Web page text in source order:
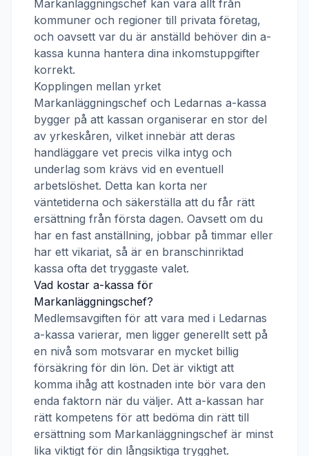
Markanläggningschef kan vara allt från
kommuner och regioner till privata företag,
och oavsett var du är anställd behöver din a-
kassa kunna hantera dina inkomstuppgifter
korrekt.
Kopplingen mellan yrket
Markanläggningschef och Ledarnas a-kassa
bygger på att kassan organiserar en stor del
av yrkeskåren, vilket innebär att deras
handläggare vet precis vilka intyg och
underlag som krävs vid en eventuell
arbetslöshet. Detta kan korta ner
väntetiderna och säkerställa att du får rätt
ersättning från första dagen. Oavsett om du
har en fast anställning, jobbar på timmar eller
har ett vikariat, så är en branschinriktad
kassa ofta det tryggaste valet.
Vad kostar a-kassa för
Markanläggningschef?
Medlemsavgiften för att vara med i Ledarnas
a-kassa varierar, men ligger generellt sett på
en nivå som motsvarar en mycket billig
försäkring för din lön. Det är viktigt att
komma ihåg att kostnaden inte bör vara den
enda faktorn när du väljer. Att a-kassan har
rätt kompetens för att bedöma din rätt till
ersättning som Markanläggningschef är minst
lika viktigt för din långsiktiga trygghet.